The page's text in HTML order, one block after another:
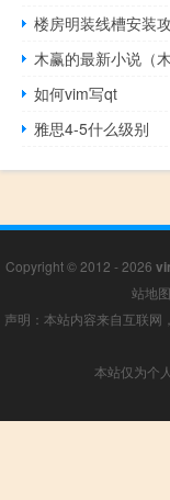
楼房明装线槽安装
木赢的最新小说（
如何vim写qt
雅思4-5什么级别
Copyright © 2012 - 2026
站地图
声明：本站内容来自互联网
本站仅为个